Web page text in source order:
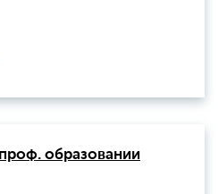
образовании